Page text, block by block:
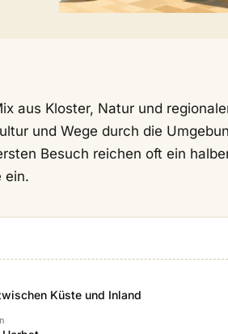
aus Kloster, Natur und
und Wege durch die
Besuch reichen oft ein
ein.
Küste und Inland